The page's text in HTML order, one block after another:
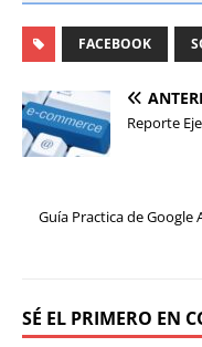
FACEBOOK
Reporte
Guía Practica de
SÉ EL PRIMERO EN